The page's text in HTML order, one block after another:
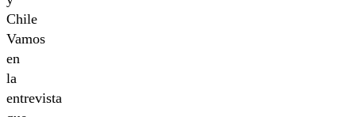
Chile
Vamos
en
la
entrevista